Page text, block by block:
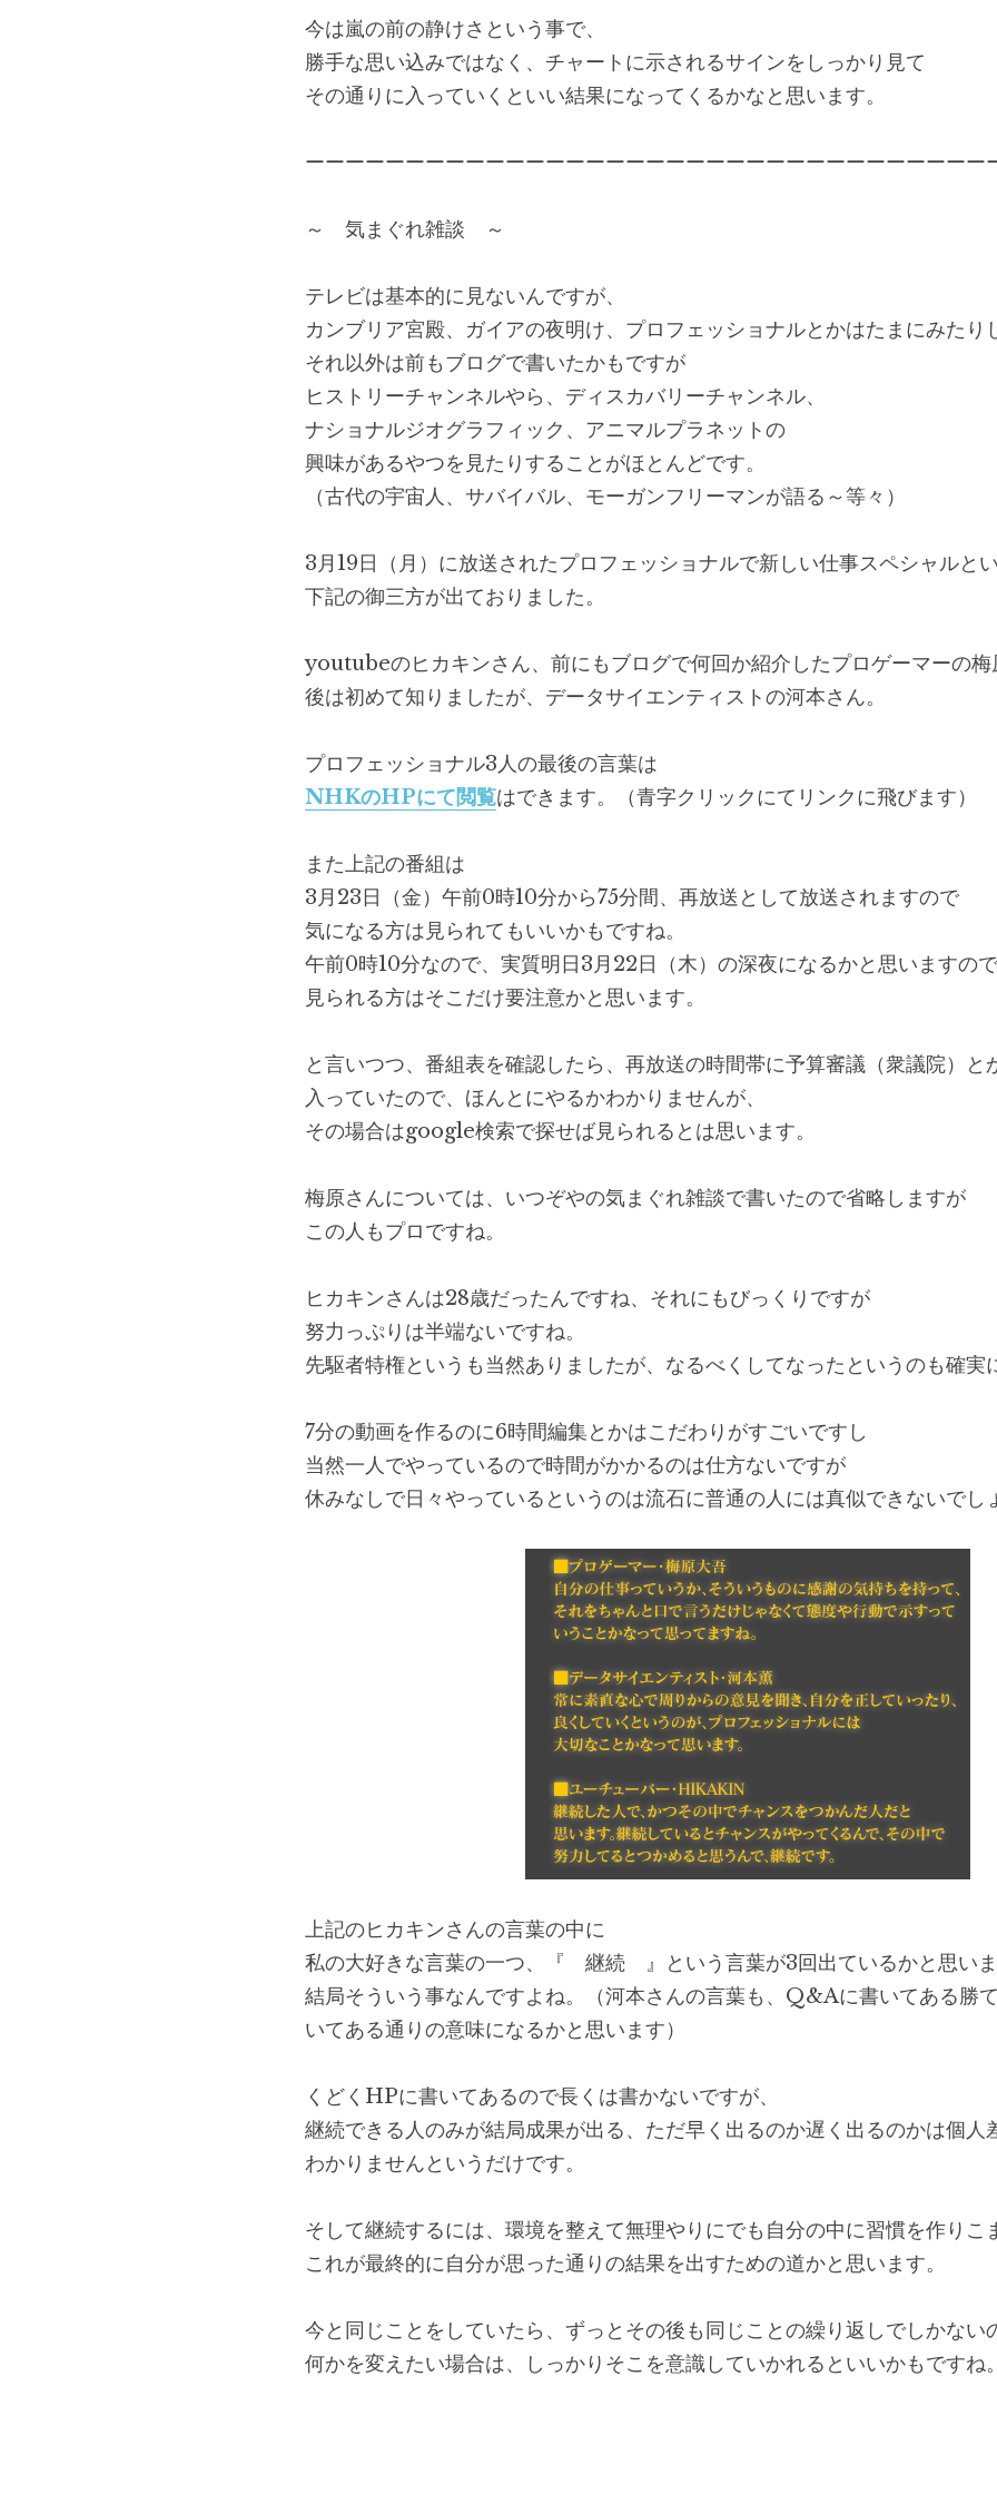
今は嵐の前の静けさという事で、
勝手な思い込みではなく、チャートに示されるサインをしっかり見て
その通りに入っていくといい結果になってくるかなと思います。
ーーーーーーーーーーーーーーーーーーーーーーーーーーーーーーーーーー
～　気まぐれ雑談　～
テレビは基本的に見ないんですが、
カンブリア宮殿、ガイアの夜明け、プロフェッショナルとかはたまにみたり
それ以外は前もブログで書いたかもですが
ヒストリーチャンネルやら、ディスカバリーチャンネル、
ナショナルジオグラフィック、アニマルプラネットの
興味があるやつを見たりすることがほとんどです。
（古代の宇宙人、サバイバル、モーガンフリーマンが語る～等々）
3月19日（月）に放送されたプロフェッショナルで新しい仕事スペシャルと
下記の御三方が出ておりました。
youtubeのヒカキンさん、前にもブログで何回か紹介したプロゲーマーの梅
後は初めて知りましたが、データサイエンティストの河本さん。
プロフェッショナル3人の最後の言葉は
NHKのHPにて閲覧はできます。（青字クリックにてリンクに飛びます）
また上記の番組は
3月23日（金）午前0時10分から75分間、再放送として放送されますので
気になる方は見られてもいいかもですね。
午前0時10分なので、実質明日3月22日（木）の深夜になるかと思いますので
見られる方はそこだけ要注意かと思います。
と言いつつ、番組表を確認したら、再放送の時間帯に予算審議（衆議院）と
入っていたので、ほんとにやるかわかりませんが、
その場合はgoogle検索で探せば見られるとは思います。
梅原さんについては、いつぞやの気まぐれ雑談で書いたので省略しますが
この人もプロですね。
ヒカキンさんは28歳だったんですね、それにもびっくりですが
努力っぷりは半端ないですね。
先駆者特権というも当然ありましたが、なるべくしてなったというのも確実
7分の動画を作るのに6時間編集とかはこだわりがすごいですし
当然一人でやっているので時間がかかるのは仕方ないですが
休みなしで日々やっているというのは流石に普通の人には真似できないでし
上記のヒカキンさんの言葉の中に
私の大好きな言葉の一つ、『　継続　』という言葉が3回出ているかと思い
結局そういう事なんですよね。（河本さんの言葉も、Q&Aに書いてある勝
いてある通りの意味になるかと思います）
くどくHPに書いてあるので長くは書かないですが、
継続できる人のみが結局成果が出る、ただ早く出るのか遅く出るのかは個人
わかりませんというだけです。
そして継続するには、環境を整えて無理やりにでも自分の中に習慣を作りこ
これが最終的に自分が思った通りの結果を出すための道かと思います。
今と同じことをしていたら、ずっとその後も同じことの繰り返しでしかない
何かを変えたい場合は、しっかりそこを意識していかれるといいかもですね。